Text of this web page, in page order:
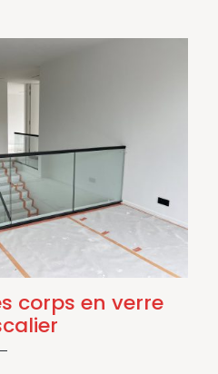
corps en verre